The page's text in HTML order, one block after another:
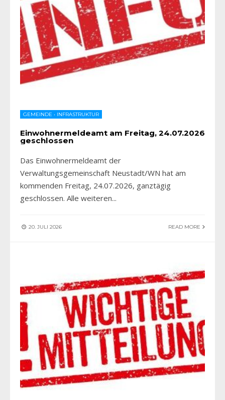
GEMEINDE • INFRASTRUKTUR
Einwohnermeldeamt am Freitag, 24.07.2026
geschlossen
Das Einwohnermeldeamt der
Verwaltungsgemeinschaft Neustadt/WN hat am
kommenden Freitag, 24.07.2026, ganztägig
geschlossen. Alle weiteren...
20. JULI 2026 READ MORE